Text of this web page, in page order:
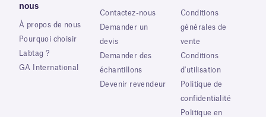
nous
À propos de nous
Pourquoi choisir
Labtag ?
GA International
Contactez-nous
Demander un
devis
Demander des
échantillons
Devenir revendeur
Conditions
générales de
vente
Conditions
d'utilisation
Politique de
confidentialité
Politique en